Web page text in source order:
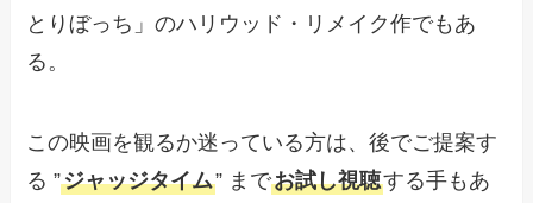
とりぼっち」のハリウッド・リメイク作でもあ
る。
この映画を観るか迷っている方は、後でご提案す
る ”ジャッジタイム” までお試し視聴する手もあ